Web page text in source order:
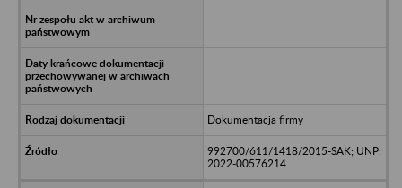
Dokumentacja firmy
992700/611/1418/2015-SAK; UNP:
2022-00576214